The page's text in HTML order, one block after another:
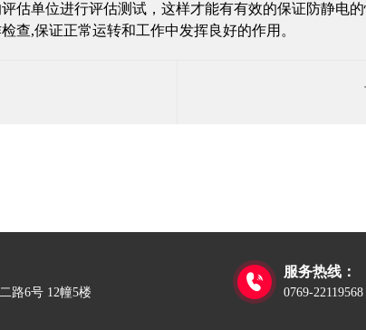
估单位进行评估测试，这样才能有有效的保证防静电
查,保证正常运转和工作中发挥良好的作用。
路6号 12幢5楼

服务热线：
0769-22119568